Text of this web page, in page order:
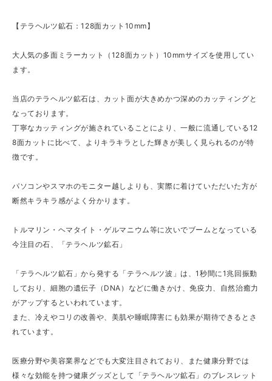
【テラヘルツ鉱石：128面カット10mm】
大人気の多面ミラーカット（128面カット）10mmサイズを使用してい
ます。
当店のテラヘルツ鉱石は、カット面が大きめかつ深めのカッティングと
なっております。
丁寧なカッティングが施されていることにより、一般に流通している12
8面カットに比べて、よりキラキラとした輝きが美しく見られるのが特
徴です。
パソコンやスマホのモニター越しよりも、実際に着けていただいた方が
断然キラキラ感がよく分かります。
トルマリン・ヘマタイト・ゲルマニウム等に次いでブームとなっている
今注目の石、「テラヘルツ鉱石」
「テラヘルツ鉱石」から発する「テラヘルツ波」は、1秒間に1兆回振動
しており、細胞の遺伝子（DNA）などに働きかけ、免疫力、自然治癒力
がアップするといわれています。
また、冷えやコリの改善や、美肌や睡眠障害にも効果が期待できるとさ
れています。
医療分野や美容業界などでも大変注目されており、また健康分野では
様々な効能を持つ健康グッズとして「テラヘルツ鉱石」のブレスレット